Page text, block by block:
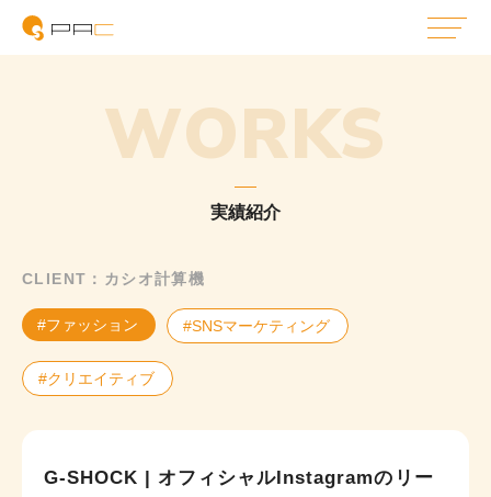
WORKS
実績紹介
CLIENT：カシオ計算機
#ファッション #SNSマーケティング
#クリエイティブ
G-SHOCK | オフィシャルInstagramのリー